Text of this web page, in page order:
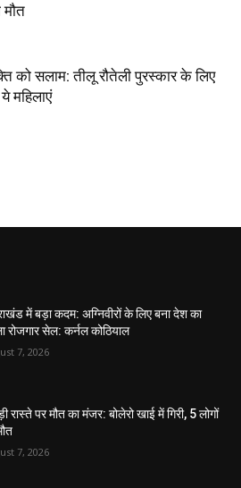
मौत
को सलाम: तीलू रौतेली पुरस्कार के लिए
महिलाएं
में बड़ा कदम: अग्निवीरों के लिए बना देश का
रोजगार सेल: कर्नल कोठियाल
7, 2026
रास्ते पर मौत का मंजर: बोलेरो खाई में गिरी, 5 लोगों
7, 2026